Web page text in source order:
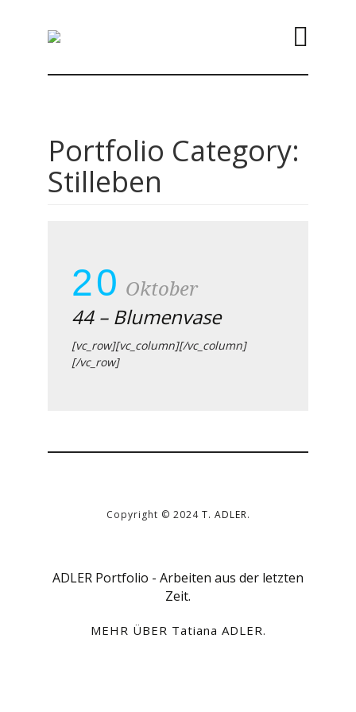
Portfolio Category:
Stilleben
20 Oktober
44 – Blumenvase
[vc_row][vc_column][/vc_column]
[/vc_row]
Copyright © 2024 T. ADLER.
ADLER Portfolio - Arbeiten aus der letzten
Zeit.
MEHR ÜBER Tatiana ADLER.